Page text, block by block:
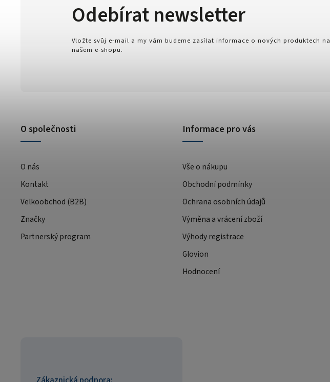
O společnosti
O nás
Kontakt
Velkoobchod (B2B)
Značky
Partnerský program
Informace pro vás
Vše o nákupu
Obchodní podmínky
Ochrana osobních údajů
Výměna a vrácení zboží
Výhody registrace
Glovion
Hodnocení
Odebírat newsletter
Vložte svůj e-mail a my vám budeme zasílat informace o nových produktech na
našem e-shopu.